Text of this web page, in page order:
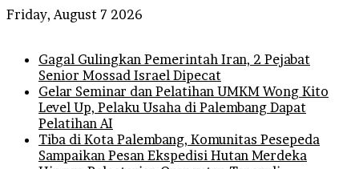
Friday, August 7 2026
Gagal Gulingkan Pemerintah Iran, 2 Pejabat
Senior Mossad Israel Dipecat
Gelar Seminar dan Pelatihan UMKM Wong Kito
Level Up, Pelaku Usaha di Palembang Dapat
Pelatihan AI
Tiba di Kota Palembang, Komunitas Pesepeda
Sampaikan Pesan Ekspedisi Hutan Merdeka